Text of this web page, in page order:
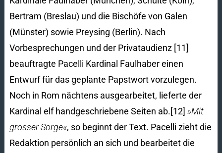
Bertram (Breslau) und die Bischöfe von Galen
(Münster) sowie Preysing (Berlin). Nach
Vorbesprechungen und der Privataudienz [11]
beauftragte Pacelli Kardinal Faulhaber einen
Entwurf für das geplante Papstwort vorzulegen.
Noch in Rom nächtens ausgearbeitet, lieferte der
Kardinal elf handgeschriebene Seiten ab.[12] »Mit
grosser Sorge«, so beginnt der Text. Pacelli zieht die
Redaktion persönlich an sich und bearbeitet die